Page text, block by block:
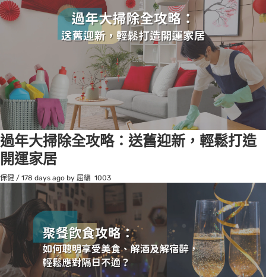
過年大掃除全攻略：送舊迎新，輕鬆打造
開運家居
保健 / 178 days ago by 屈編 1003